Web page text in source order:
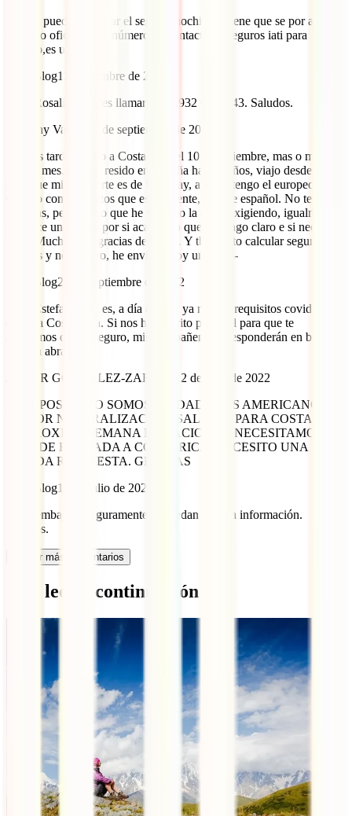
Dónde puedo contratar el seguro mochilero, tiene que se por aquí,
necesito oficina o un número de contacto de seguros iati para
hacerlo,es urgente
IATI Blog12 de octubre de 2022
Hola Rosalía. Puedes llamarnos al 932 01 49 43. Saludos.
Estefany Vargas
25 de septiembre de 2022
Buenas tardes, viajo a Costa Rica el 10 de diciembre, mas o menos
por un mes. Vivo y resido en España hace 7 años, viajo desde aquí,
solo que mi pasaporte es de Uruguay, aun no tengo el europeo.
Cuento con mi Nietos que está vigente, mi Nie español. No tengo
vacunas, pero por lo que he visto no la están exigiendo, igualmente
me hace un seguro por si acaso. Lo que no tengo claro e si necesito
visa? Muchísimas gracias desde ya. Y tb intento calcular seguro con
ustedes y no lo ogro, he enviado hoy un email-
IATI Blog26 de septiembre de 2022
Hola Estefany. Así es, a día de hoy ya no hay requisitos covid para
entrar a Costa Rica. Si nos has escrito por mail para que te
ayudemos con tu seguro, mis compañeras te responderán en breve
🙂 ¡Un abrazo!
JEINER GONZALEZ-ZARATE
12 de julio de 2022
MI ESPOSA Y YO SOMOS CIUDADANOS AMERICANOS,
YO POR NATURALIZACION. SALIMOS PARA COSTA RICA
LA PROXIMA SEMANA DE VACIONES. NECESITAMOS
VISA DE ENTRADA A COSTA RICA. NECESITO UNA
RAPIDA RESPUESTA. GRACIAS
IATI Blog13 de julio de 2022
En la embajada seguramente te puedan dar esa información.
Saludos.
Cargar más comentarios
Qué leer a continuación